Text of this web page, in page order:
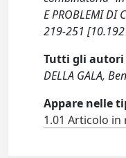
E PROBLEMI DI
219-251
Tutti gli autori
DELLA GALA,
Appare nelle
1.01 Articolo in